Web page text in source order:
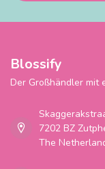
Blossify
Der Großhändler mit
7202 BZ
The